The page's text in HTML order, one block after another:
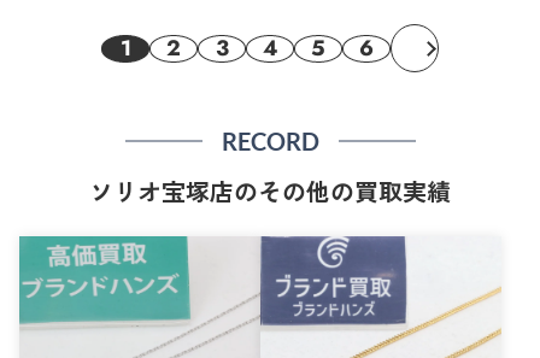
1 2 3 4 5 6
RECORD
ソリオ宝塚店のその他の買取実績